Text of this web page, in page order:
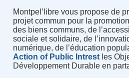
Montpel’libre vous propose de
projet commun pour la
des biens communs, de
sociale et solidaire, de
numérique, de l’éducation
Action of Public Intrestles
Développement Durable en